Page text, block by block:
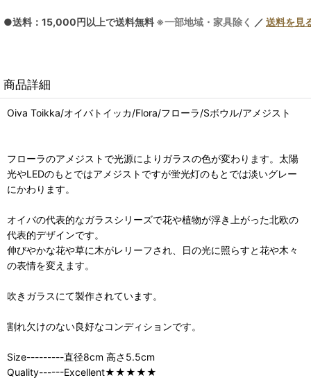
●送料：15,000円以上で送料無料 ※一部地域・家具除く ／ 送料を見
商品詳細
Oiva Toikka/オイバトイッカ/Flora/フローラ/Sボウル/アメジスト
フローラのアメジストで光源によりガラスの色が変わります。太陽
光やLEDのもとではアメジストですが蛍光灯のもとでは淡いグレー
にかわります。
オイバの代表的なガラスシリーズで花や植物が浮き上がった北欧の
代表的デザインです。
伸びやかな花や草に木がレリーフされ、日の光に照らすと花や木々
の表情を変えます。
吹きガラスにて製作されています。
割れ欠けのない良好なコンディションです。
Size---------直径8cm 高さ5.5cm
Quality------Excellent★★★★★